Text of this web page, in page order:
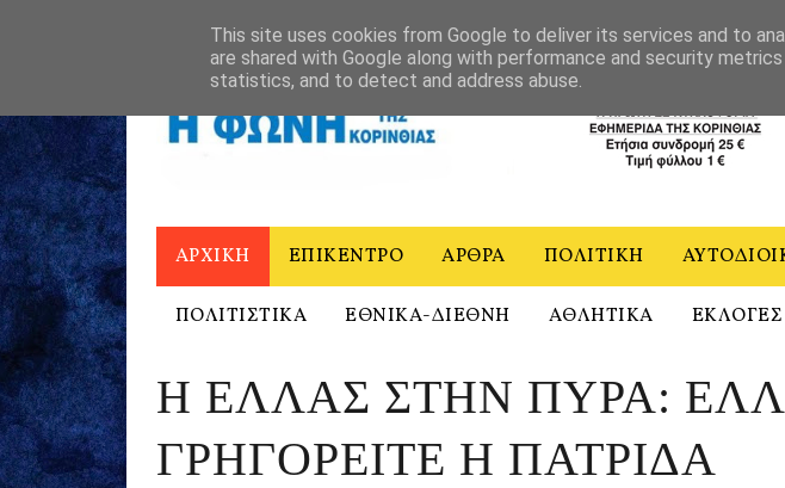
Η ΦΩΝΗ ΤΗΣ ΚΟΡΙΝΘΙΑΣ - ΙΣΤΟΡΙΚΟ ΕΠΙΚΟΙΝΩΝΙΑ
ΑΡΧΙΚΗ ΕΠΙΚΕΝΤΡΟ ΑΡΘΡΑ ΠΟΛΙΤΙΚΗ
ΠΟΛΙΤΙΣΤΙΚΑ ΕΘΝΙΚΑ-ΔΙΕΘΝΗ ΑΘΛΗΤΙΚΑ ΕΚΛΟΓΕΣ
Η ΕΛΛΑΣ ΣΤΗΝ ΠΥΡΑ:
ΓΡΗΓΟΡΕΙΤΕ Η ΠΑΤΡΙΔΑ
This site uses cookies from Google to deliver its services and to
are shared with Google along with performance and security
statistics, and to detect and address abuse.